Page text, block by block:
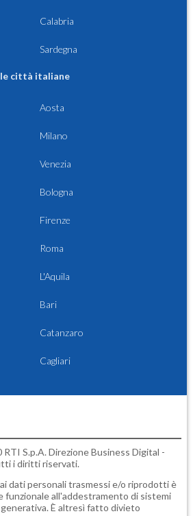
Calabria
Sardegna
città italiane
Aosta
Milano
Venezia
Bologna
Firenze
Roma
L'Aquila
Bari
Catanzaro
Cagliari
S.p.A. Direzione Business Digital -
i diritti riservati.
dati personali trasmessi e/o riprodotti è
funzionale all'addestramento di sistemi
È altresì fatto divieto